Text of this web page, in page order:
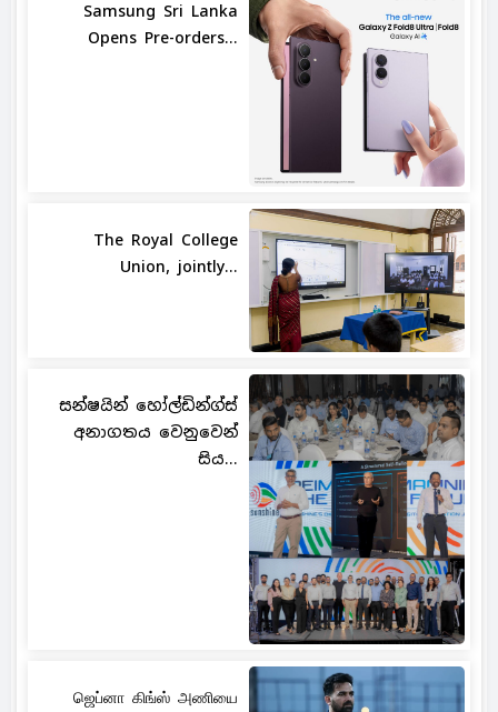
Samsung Sri Lanka
Opens Pre-orders...
The Royal College
Union, jointly...
සන්ෂයින් හෝල්ඩින්ග්ස්
අනාගතය වෙනුවෙන්
සිය...
ஜெப்னா கிங்ஸ் அணியை